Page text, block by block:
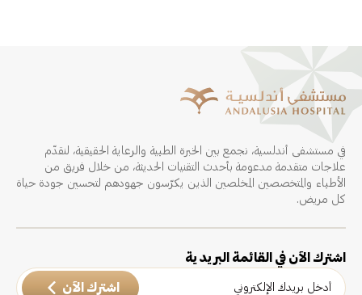
في مستشفى أندلسية، نجمع بين الخبرة الطبية والرعاية الحقيقية، لنقدّم
علاجات متقدمة مدعومة بأحدث التقنيات الحديثة، من خلال فريق من
الأطباء والمتخصصين المخلصين الذين يكرّسون جهودهم لتحسين جودة حياة
كل مريض.
اشترك الآن في القائمة البريدية
اشترك الآن